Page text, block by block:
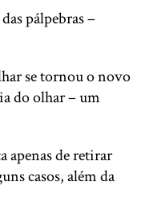
pálpebras –
se tornou o novo
do olhar – um
apenas de retirar
casos, além da